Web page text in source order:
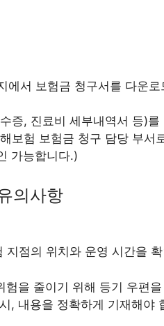
에서 보험금 청구서를 다운
증, 진료비 세부내역서 등)를
보험 보험금 청구 담당 부서
가능합니다.)
의사항
지점의 위치와 운영 시간을
험을 줄이기 위해 등기 우편
, 내용을 정확하게 기재해야